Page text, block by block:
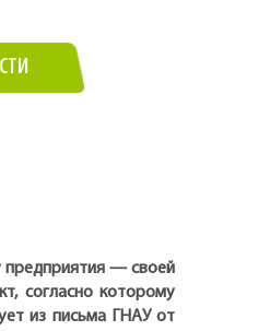
предприятия — своей
согласно которому
из письма ГНАУ от